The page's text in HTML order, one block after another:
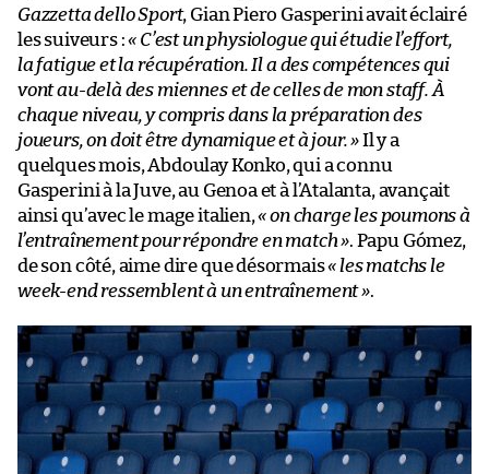
Gazzetta dello Sport, Gian Piero Gasperini avait éclairé
les suiveurs :« C’est un physiologue qui étudie l’effort,
la fatigue et la récupération. Il a des compétences qui
vont au-delà des miennes et de celles de mon staff. À
chaque niveau, y compris dans la préparation des
joueurs, on doit être dynamique et à jour. »Il y a
quelques mois, Abdoulay Konko, qui a connu
Gasperini à la Juve, au Genoa et à l’Atalanta, avançait
ainsi qu’avec le mage italien,« on charge les poumons à
l’entraînement pour répondre en match ». Papu Gómez,
de son côté, aime dire que désormais« les matchs le
week-end ressemblent à un entraînement ».